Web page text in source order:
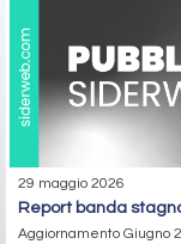
29 maggio 2026
report banda
Aggiornamento Giugno